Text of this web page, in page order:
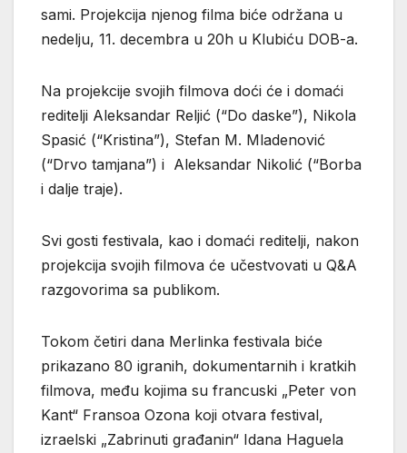
sami. Projekcija njenog filma biće održana u
nedelju, 11. decembra u 20h u Klubiću DOB-a.
Na projekcije svojih filmova doći će i domaći
reditelji Aleksandar Reljić (“Do daske”), Nikola
Spasić (“Kristina”), Stefan M. Mladenović
(“Drvo tamjana”) i Aleksandar Nikolić (“Borba
i dalje traje).
Svi gosti festivala, kao i domaći reditelji, nakon
projekcija svojih filmova će učestvovati u Q&A
razgovorima sa publikom.
Tokom četiri dana Merlinka festivala biće
prikazano 80 igranih, dokumentarnih i kratkih
filmova, među kojima su francuski „Peter von
Kant“ Fransoa Ozona koji otvara festival,
izraelski „Zabrinuti građanin“ Idana Haguela